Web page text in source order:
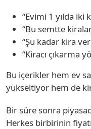
“Evimi 1 yılda iki
“Bu semtte
“Şu kadar kira
“Kiracı çıkarma
Bu içerikler hem ev
yükseltiyor hem de
Bir süre sonra
Herkes birbirinin